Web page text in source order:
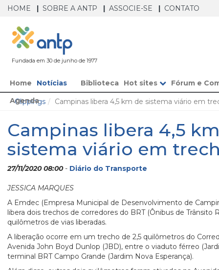
HOME SOBRE A ANTP ASSOCIE-SE CONTATO
Fundada em 30 de junho de 1977
Home Notícias Biblioteca Hot sites
Fórum e
Agenda
Clippings Campinas libera 4,5 km de sistema viário em
Campinas libera 4,5
sistema viário em
27/11/2020 08:00- Diário do Transporte
JESSICA MARQUES
A Emdec (Empresa Municipal de Desenvolvimento de
libera dois trechos de corredores do BRT (Ônibus de Trânsito
quilômetros de vias liberadas.
A liberação ocorre em um trecho de 2,5 quilômetros do
Avenida John Boyd Dunlop (JBD), entre o viaduto férreo
terminal BRT Campo Grande (Jardim Nova Esperança).